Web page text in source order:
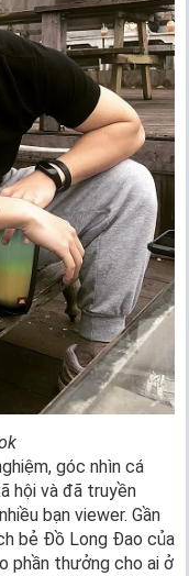
góc nhìn cá
hội và đã truyền
bạn viewer. Gần
bẻ Đồ Long Đao của
phần thưởng cho ai ở